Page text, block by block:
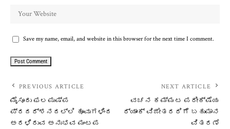
Save my name, email, and website in this browser for the next time I comment.
PREVIOUS ARTICLE
ಮೈಸೂರು ಫಲಪುಷ್ಪ
ಪ್ರದರ್ಶನದಲ್ಲಿ ಹೂವುಗಳಿಂದ
ಅರಳಿರುವ ಅನುಭವ ಮಂಟಪ
NEXT ARTICLE
ವಚನ ಕಮ್ಮಟ ಪರೀಕ್ಷೆಯ
ರ‍್ಯಾಂಕ್ ವಿಜೇತರರಿಗೆ ಬಹುಮಾನ
ವಿತರಣೆ